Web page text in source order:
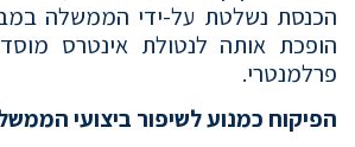
הכנסת נשלטת על-ידי הממשלה
הופכת אותה לנטולת אינטרס
פרלמנטרי.
הפיקוח כמנוע לשיפור ביצועי